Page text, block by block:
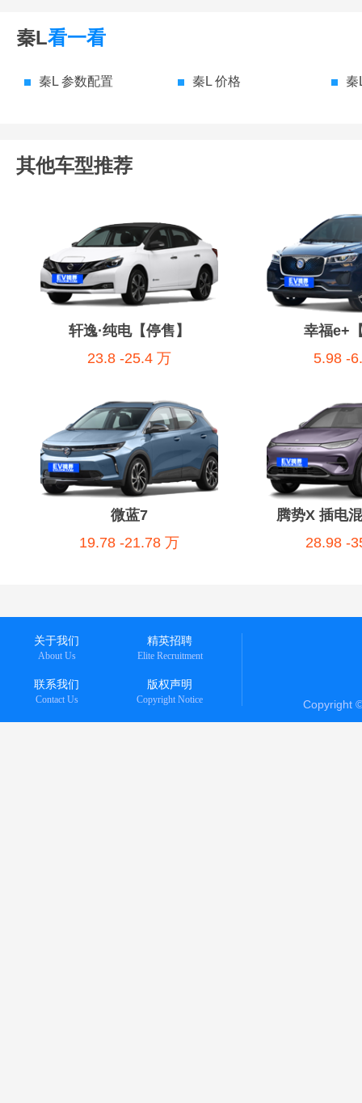
秦L看一看
秦L 参数配置 秦L 价格 秦
其他车型推荐
轩逸·纯电【停售】
23.8 -25.4 万
幸福e+
5.98 -
微蓝7
19.78 -21.78 万
腾势X 插电
28.98 -
关于我们
About Us
精英招聘
Elite Recruitment
联系我们
Contact Us
版权声明
Copyright Notice Copyright